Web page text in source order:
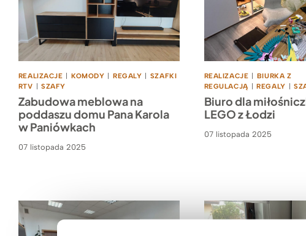
REALIZACJE | KOMODY | REGALY | SZAFKI
RTV | SZAFY
Zabudowa meblowa na
poddaszu domu Pana Karola
w Paniówkach
07 listopada 2025
REALIZACJE | BIURKA Z
REGULACJĄ | REGALY |
Biuro dla
LEGO z Łodzi
07 listopada 2025